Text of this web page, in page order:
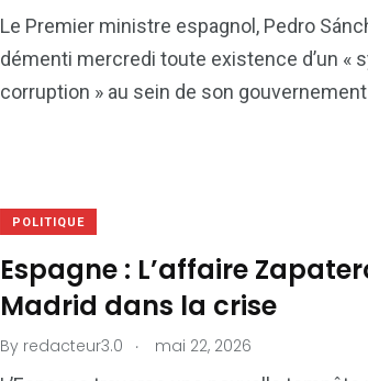
Le Premier ministre espagnol, Pedro
démenti mercredi toute existence d’un «
corruption » au sein de son
POLITIQUE
Espagne : L’affaire
Madrid dans la crise
By redacteur3.0 . mai 22, 2026